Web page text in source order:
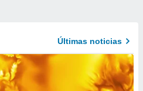
Últimas noticias